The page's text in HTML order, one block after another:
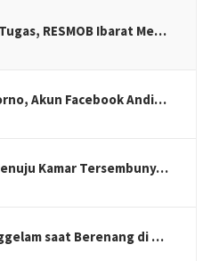
RESMOB Ibarat Me…
Akun Facebook Andi…
Kamar Tersembuny…
saat Berenang di …